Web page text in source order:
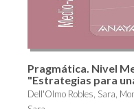
Pragmática. Nivel
"Estrategias para
Dell'Olmo Robles, Sara,